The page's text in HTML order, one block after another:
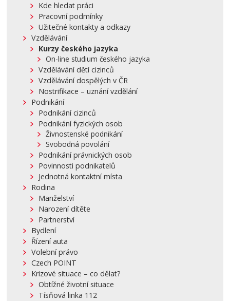
Kde hledat práci
Pracovní podmínky
Užitečné kontakty a odkazy
Vzdělávání
Kurzy českého jazyka
On-line studium českého jazyka
Vzdělávání dětí cizinců
Vzdělávání dospělých v ČR
Nostrifikace – uznání vzdělání
Podnikání
Podnikání cizinců
Podnikání fyzických osob
Živnostenské podnikání
Svobodná povolání
Podnikání právnických osob
Povinnosti podnikatelů
Jednotná kontaktní místa
Rodina
Manželství
Narození dítěte
Partnerství
Bydlení
Řízení auta
Volební právo
Czech POINT
Krizové situace – co dělat?
Obtížné životní situace
Tísňová linka 112